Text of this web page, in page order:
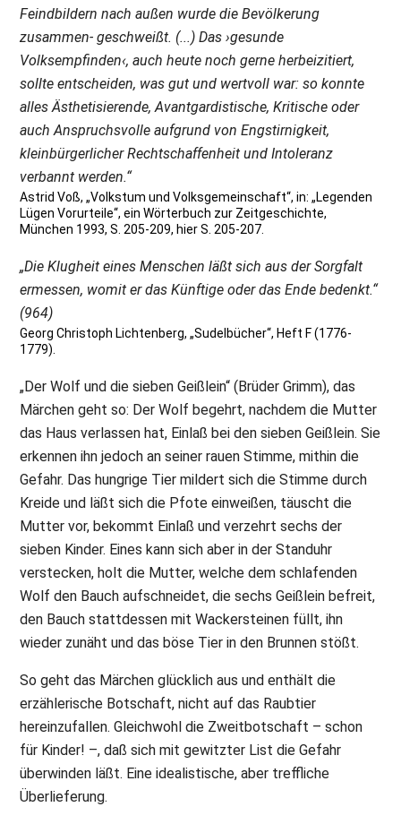
Feindbildern nach außen wurde die Bevölkerung
zusammen- geschweißt. (...) Das ›gesunde
Volksempfinden‹, auch heute noch gerne herbeizitiert,
sollte entscheiden, was gut und wertvoll war: so konnte
alles Ästhetisierende, Avantgardistische, Kritische oder
auch Anspruchsvolle aufgrund von Engstirnigkeit,
kleinbürgerlicher Rechtschaffenheit und Intoleranz
verbannt werden.“
Astrid Voß, „Volkstum und Volksgemeinschaft“, in: „Legenden
Lügen Vorurteile“, ein Wörterbuch zur Zeitgeschichte,
München 1993, S. 205-209, hier S. 205-207.
„Die Klugheit eines Menschen läßt sich aus der Sorgfalt
ermessen, womit er das Künftige oder das Ende bedenkt.“
(964)
Georg Christoph Lichtenberg, „Sudelbücher“, Heft F (1776-
1779).
„Der Wolf und die sieben Geißlein“ (Brüder Grimm), das
Märchen geht so: Der Wolf begehrt, nachdem die Mutter
das Haus verlassen hat, Einlaß bei den sieben Geißlein. Sie
erkennen ihn jedoch an seiner rauen Stimme, mithin die
Gefahr. Das hungrige Tier mildert sich die Stimme durch
Kreide und läßt sich die Pfote einweißen, täuscht die
Mutter vor, bekommt Einlaß und verzehrt sechs der
sieben Kinder. Eines kann sich aber in der Standuhr
verstecken, holt die Mutter, welche dem schlafenden
Wolf den Bauch aufschneidet, die sechs Geißlein befreit,
den Bauch stattdessen mit Wackersteinen füllt, ihn
wieder zunäht und das böse Tier in den Brunnen stößt.
So geht das Märchen glücklich aus und enthält die
erzählerische Botschaft, nicht auf das Raubtier
hereinzufallen. Gleichwohl die Zweitbotschaft – schon
für Kinder! –, daß sich mit gewitzter List die Gefahr
überwinden läßt. Eine idealistische, aber treffliche
Überlieferung.